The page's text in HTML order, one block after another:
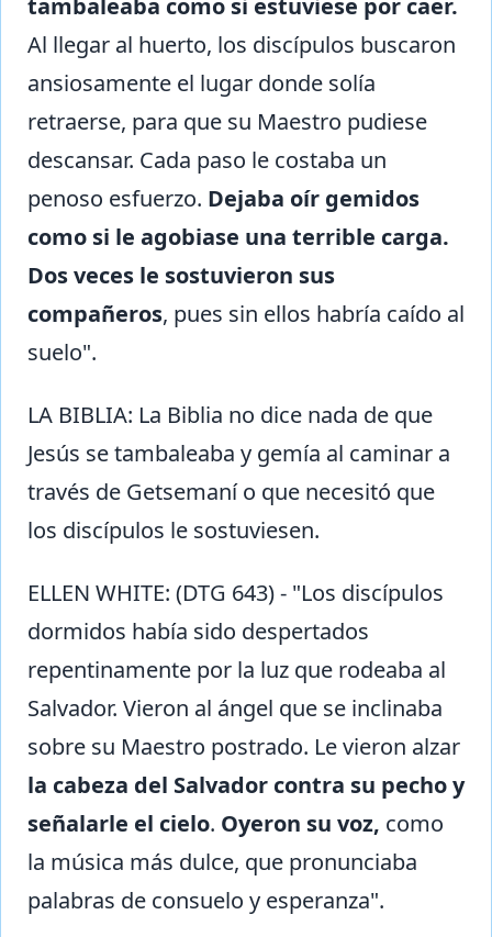
tambaleaba como si estuviese por caer.
Al llegar al huerto, los discípulos buscaron
ansiosamente el lugar donde solía
retraerse, para que su Maestro pudiese
descansar. Cada paso le costaba un
penoso esfuerzo. Dejaba oír gemidos
como si le agobiase una terrible carga.
Dos veces le sostuvieron sus
compañeros, pues sin ellos habría caído al
suelo".
LA BIBLIA: La Biblia no dice nada de que
Jesús se tambaleaba y gemía al caminar a
través de Getsemaní o que necesitó que
los discípulos le sostuviesen.
ELLEN WHITE: (DTG 643) - "Los discípulos
dormidos había sido despertados
repentinamente por la luz que rodeaba al
Salvador. Vieron al ángel que se inclinaba
sobre su Maestro postrado. Le vieron alzar
la cabeza del Salvador contra su pecho y
señalarle el cielo. Oyeron su voz, como
la música más dulce, que pronunciaba
palabras de consuelo y esperanza".